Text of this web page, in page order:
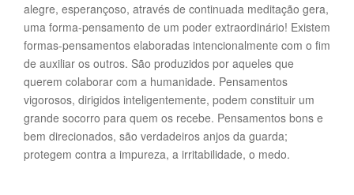
alegre, esperançoso, através de continuada meditação gera,
uma forma-pensamento de um poder extraordinário! Existem
formas-pensamentos elaboradas intencionalmente com o fim
de auxiliar os outros. São produzidos por aqueles que
querem colaborar com a humanidade. Pensamentos
vigorosos, dirigidos inteligentemente, podem constituir um
grande socorro para quem os recebe. Pensamentos bons e
bem direcionados, são verdadeiros anjos da guarda;
protegem contra a impureza, a irritabilidade, o medo.